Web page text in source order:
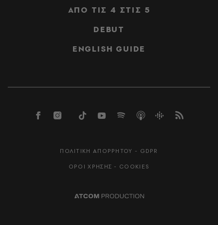
ΑΠΟ ΤΙΣ 4 ΣΤΙΣ 5
DEBUT
ENGLISH GUIDE
ΠΟΛΙΤΙΚΗ ΑΠΟΡΡΗΤΟΥ - GDPR
ΟΡΟΙ ΧΡΗΣΗΣ - COOKIES